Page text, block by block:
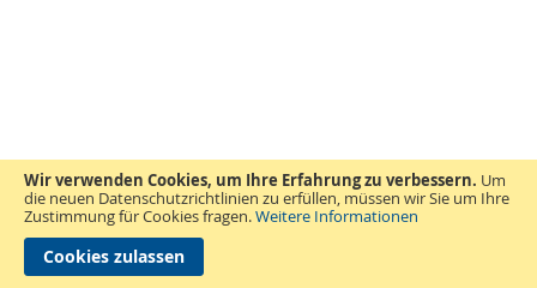
Wir verwenden Cookies, um Ihre Erfahrung zu verbessern. Um
die neuen Datenschutzrichtlinien zu erfüllen, müssen wir Sie um Ihre
Zustimmung für Cookies fragen.Weitere Informationen
Cookies zulassen